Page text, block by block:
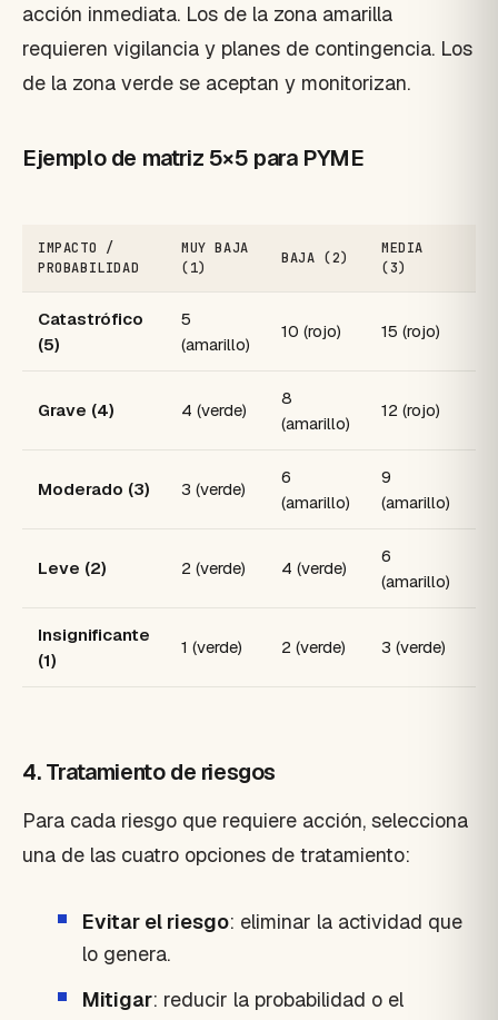
acción inmediata. Los de la zona amarilla
requieren vigilancia y planes de contingencia. Los
de la zona verde se aceptan y monitorizan.
Ejemplo de matriz 5×5 para PYME
IMPACTO /
PROBABILIDAD
MUY BAJA
(1)
BAJA (2)
MEDIA
(3)
Catastrófico
(5)
5
(amarillo)
10 (rojo) 15 (rojo)
Grave (4) 4 (verde)
8
(amarillo)
12 (rojo)
Moderado (3) 3 (verde)
6
(amarillo)
9
(amarillo)
Leve (2) 2 (verde) 4 (verde)
6
(amarillo)
Insignificante
(1)
1 (verde) 2 (verde) 3 (verde)
4. Tratamiento de riesgos
Para cada riesgo que requiere acción, selecciona
una de las cuatro opciones de tratamiento:
Evitar el riesgo: eliminar la actividad que
lo genera.
Mitigar: reducir la probabilidad o el